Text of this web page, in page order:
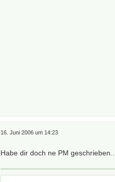
16. Juni 2006 um 14:23
Habe dir doch ne PM geschrieben...